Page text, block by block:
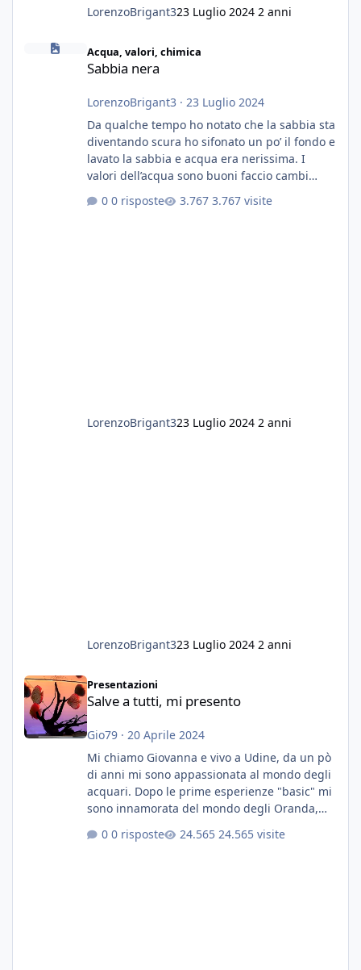
LorenzoBrigant323 Luglio 2024 2 anni
Sabbia nera
Acqua, valori, chimica
Sabbia nera
LorenzoBrigant3 · 23 Luglio 2024
Da qualche tempo ho notato che la sabbia sta
diventando scura ho sifonato un po’ il fondo e
lavato la sabbia e acqua era nerissima. I
valori dell’acqua sono buoni faccio cambi
settimanali con ro. Poche piante e fondo. On
fertilizzato.le foglie delle piante sono
0 risposte 3.767 visite
LorenzoBrigant323 Luglio 2024 2 anni
LorenzoBrigant323 Luglio 2024 2 anni
Salve a tutti, mi presento
Presentazioni
Salve a tutti, mi presento
Gio79· 20 Aprile 2024
Mi chiamo Giovanna e vivo a Udine, da un pò
di anni mi sono appassionata al mondo degli
acquari. Dopo le prime esperienze "basic" mi
sono innamorata del mondo degli Oranda,
E' stata una bella scuola per quanto riguarda
0 risposte 24.565 visite